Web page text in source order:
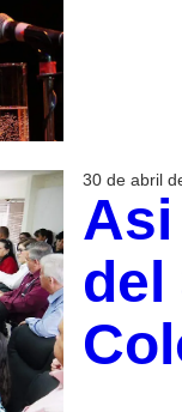
30 de abril
del